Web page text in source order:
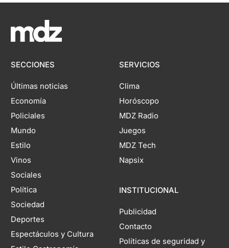
SECCIONES
Últimas noticias
Economía
Policiales
Mundo
Estilo
Vinos
Sociales
Política
Sociedad
Deportes
Espectáculos y Cultura
SERVICIOS
Clima
Horóscopo
MDZ Radio
Juegos
MDZ Tech
Napsix
INSTITUCIONAL
Publicidad
Contacto
Políticas de seguridad y